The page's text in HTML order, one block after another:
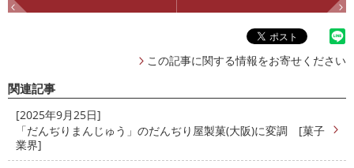
この記事に関する情報をお寄せください
関連記事
[2025年9月25日]
「だんぢりまんじゅう」のだんぢり屋製菓(大阪)に変調 [菓子
業界]